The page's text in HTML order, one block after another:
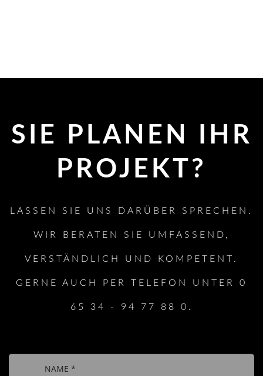
SIE PLANEN IHR
PROJEKT?
LASSEN SIE UNS DARÜBER SPRECHEN.
WIR BERATEN SIE UMFASSEND,
VERSTÄNDLICH UND KOMPETENT.
GERNE AUCH PER TELEFON UNTER 0
65 34 - 94 77 88 0.